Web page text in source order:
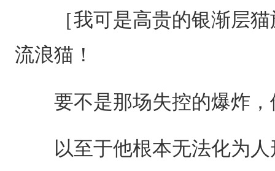
［我可是高贵的银渐层猫
流浪猫！
要不是那场失控的爆炸，
以至于他根本无法化为人